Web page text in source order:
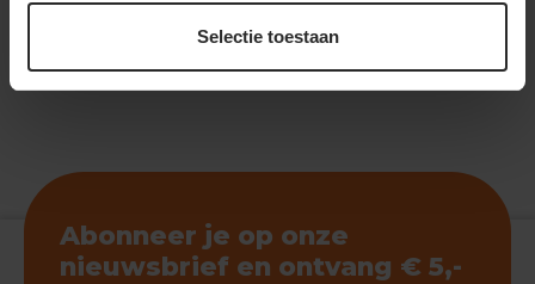
Selectie toestaan
Abonneer je op onze
nieuwsbrief en ontvang € 5,-